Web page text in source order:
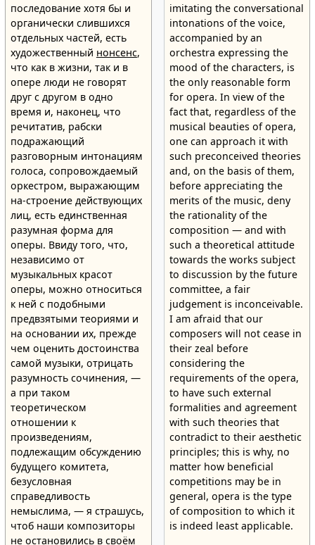
последование хотя бы и
органически слившихся
отдельных частей, есть
художественный нонсенс,
что как в жизни, так и в
опере люди не говорят
друг с другом в одно
время и, наконец, что
речитатив, рабски
подражающий
разговорным интонациям
голоса, сопровождаемый
оркестром, выражающим
на-строение действующих
лиц, есть единственная
разумная форма для
оперы. Ввиду того, что,
независимо от
музыкальных красот
оперы, можно относиться
к ней с подобными
предвзятыми теориями и
на основании их, прежде
чем оценить достоинства
самой музыки, отрицать
разумность сочинения, —
а при таком
теоретическом
отношении к
произведениям,
подлежащим обсуждению
будущего комитета,
безусловная
справедливость
немыслима, — я страшусь,
чтоб наши композиторы
не остановились в своём
imitating the conversational
intonations of the voice,
accompanied by an
orchestra expressing the
mood of the characters, is
the only reasonable form
for opera. In view of the
fact that, regardless of the
musical beauties of opera,
one can approach it with
such preconceived theories
and, on the basis of them,
before appreciating the
merits of the music, deny
the rationality of the
composition — and with
such a theoretical attitude
towards the works subject
to discussion by the future
committee, a fair
judgement is inconceivable.
I am afraid that our
composers will not cease in
their zeal before
considering the
requirements of the opera,
to have such external
formalities and agreement
with such theories that
contradict to their aesthetic
principles; this is why, no
matter how beneficial
competitions may be in
general, opera is the type
of composition to which it
is indeed least applicable.